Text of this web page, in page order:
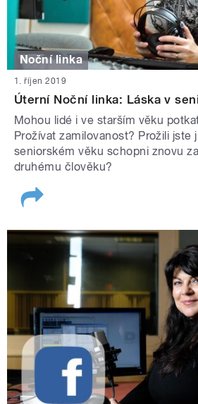
Noční linka
1. říjen 2019
Úterní Noční linka: Láska v
Mohou lidé i ve starším věku
Prožívat zamilovanost? Prožili jste
seniorském věku schopni znovu
druhému člověku?